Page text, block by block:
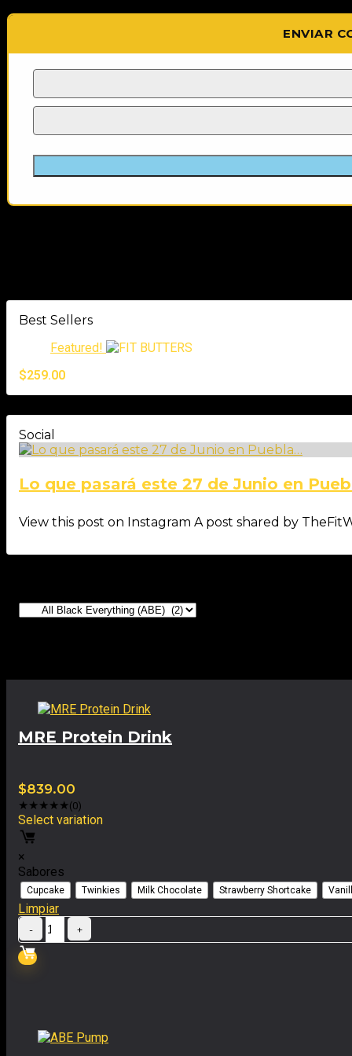
ENVIAR
Best Sellers
Featured!
$259.00
Social
Lo que pasará este 27 de Junio en
View this post on Instagram A post shared by
MRE Protein Drink
$839.00
★★★★★(0)
Select variation
×
Sabores
Cupcake Twinkies Milk Chocolate Strawberry Shortcake
Limpiar